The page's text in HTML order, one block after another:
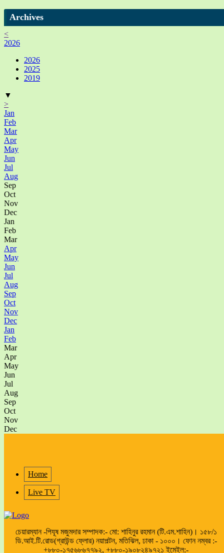
Archives
<
2026
2026
2025
2019
▼
>
Jan
Feb
Mar
Apr
May
Jun
Jul
Aug
Sep
Oct
Nov
Dec
Jan
Feb
Mar
Apr
May
Jun
Jul
Aug
Sep
Oct
Nov
Dec
Jan
Feb
Mar
Apr
May
Jun
Jul
Aug
Sep
Oct
Nov
Dec
Home
Live TV
চেয়ারম্যান -পিযূষ মজুমদার সম্পাদক:- মো: শাহিনুর রহমান (টি.এম.শাহিন)। ১৫৮/১
ডি.আই.টি.রোড(গ্রাউন্ড ফ্লোর) নয়াপল্টন, মতিঝিল, ঢাকা - ১০০০। ফোন নম্বর :-
+৮৮০-১৭৫৬৮৬৭৭৯২, +৮৮০-১৯০৮২৪৯৭২১ ইমেইল:-